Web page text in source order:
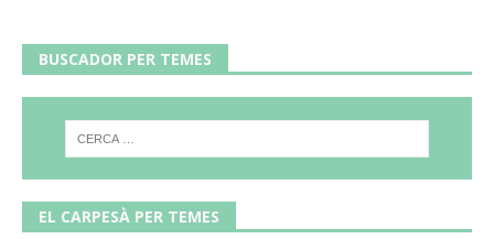
BUSCADOR PER TEMES
EL CARPESÀ PER TEMES